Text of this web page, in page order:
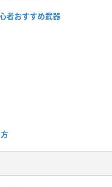
者おすすめ武器